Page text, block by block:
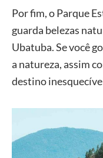
Por fim, o Parque
guarda belezas
Ubatuba. Se você
a natureza, assim
destino